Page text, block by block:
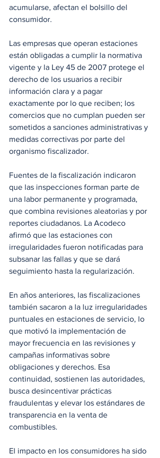
acumularse, afectan el bolsillo del
consumidor.
Las empresas que operan estaciones
están obligadas a cumplir la normativa
vigente y la Ley 45 de 2007 protege el
derecho de los usuarios a recibir
información clara y a pagar
exactamente por lo que reciben; los
comercios que no cumplan pueden ser
sometidos a sanciones administrativas y
medidas correctivas por parte del
organismo fiscalizador.
Fuentes de la fiscalización indicaron
que las inspecciones forman parte de
una labor permanente y programada,
que combina revisiones aleatorias y por
reportes ciudadanos. La Acodeco
afirmó que las estaciones con
irregularidades fueron notificadas para
subsanar las fallas y que se dará
seguimiento hasta la regularización.
En años anteriores, las fiscalizaciones
también sacaron a la luz irregularidades
puntuales en estaciones de servicio, lo
que motivó la implementación de
mayor frecuencia en las revisiones y
campañas informativas sobre
obligaciones y derechos. Esa
continuidad, sostienen las autoridades,
busca desincentivar prácticas
fraudulentas y elevar los estándares de
transparencia en la venta de
combustibles.
El impacto en los consumidores ha sido